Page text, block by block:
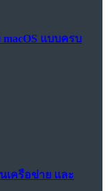
แบบครบ
เครือข่าย และ